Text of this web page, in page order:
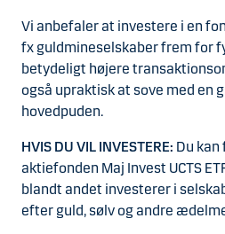
Vi anbefaler at investere i en
fx guldmineselskaber frem for
betydeligt højere
også upraktisk at sove med en
hovedpuden.
HVIS DU VIL INVESTERE: Du kan
aktiefonden Maj Invest UCTS
blandt andet investerer i
efter guld, sølv og andre